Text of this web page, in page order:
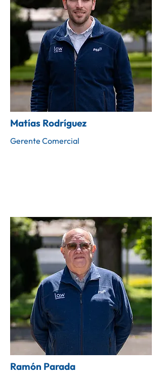
Matías Rodríguez
Gerente Comercial
Ramón Parada